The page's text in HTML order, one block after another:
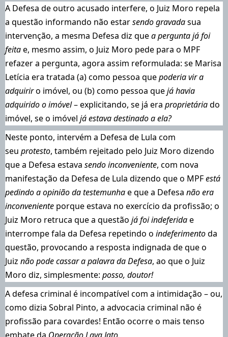
A Defesa de outro acusado interfere, o Juiz Moro repela
a questão informando não estarsendo gravadasua
intervenção, a mesma Defesa diz quea pergunta já foi
feitae, mesmo assim, o Juiz Moro pede para o MPF
refazer a pergunta, agora assim reformulada: se Marisa
Letícia era tratada (a) como pessoa quepoderia vir a
adquiriro imóvel, ou (b) como pessoa quejá havia
adquirido o imóvel– explicitando, se já era proprietáriado
imóvel, se o imóvel já estava destinado a ela?
Neste ponto, intervém a Defesa de Lula com
seu protesto, também rejeitado pelo Juiz Moro dizendo
que a Defesa estava sendo inconveniente, com nova
manifestação da Defesa de Lula dizendo que o MPFestá
pedindo a opinião da testemunhae que a Defesa não era
inconveniente porque estava no exercício da profissão; o
Juiz Moro retruca que a questão já foi indeferidae
interrompe fala da Defesa repetindo o indeferimentoda
questão, provocando a resposta indignada de que o
Juiz não pode cassar a palavra da Defesa, ao que o Juiz
Moro diz, simplesmente: posso, doutor!
A defesa criminal é incompatível com a intimidação – ou,
como dizia Sobral Pinto, a advocacia criminal não é
profissão para covardes! Então ocorre o mais tenso